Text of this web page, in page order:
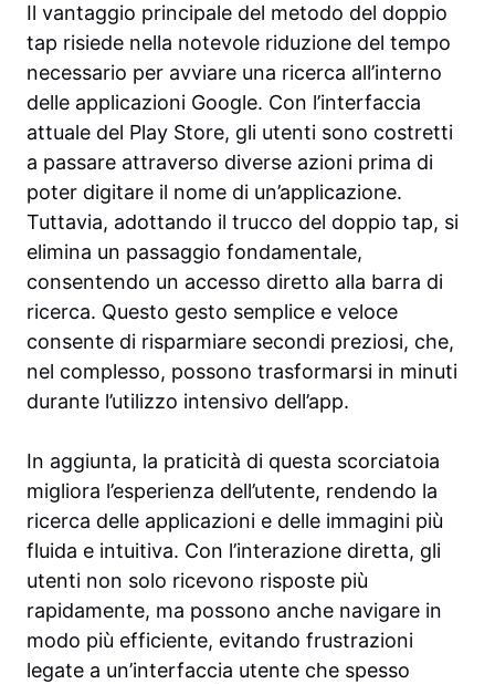
Il vantaggio principale del metodo del doppio
tap risiede nella notevole riduzione del tempo
necessario per avviare una ricerca all’interno
delle applicazioni Google. Con l’interfaccia
attuale del Play Store, gli utenti sono costretti
a passare attraverso diverse azioni prima di
poter digitare il nome di un’applicazione.
Tuttavia, adottando il trucco del doppio tap, si
elimina un passaggio fondamentale,
consentendo un accesso diretto alla barra di
ricerca. Questo gesto semplice e veloce
consente di risparmiare secondi preziosi, che,
nel complesso, possono trasformarsi in minuti
durante l’utilizzo intensivo dell’app.
In aggiunta, la praticità di questa scorciatoia
migliora l’esperienza dell’utente, rendendo la
ricerca delle applicazioni e delle immagini più
fluida e intuitiva. Con l’interazione diretta, gli
utenti non solo ricevono risposte più
rapidamente, ma possono anche navigare in
modo più efficiente, evitando frustrazioni
legate a un’interfaccia utente che spesso